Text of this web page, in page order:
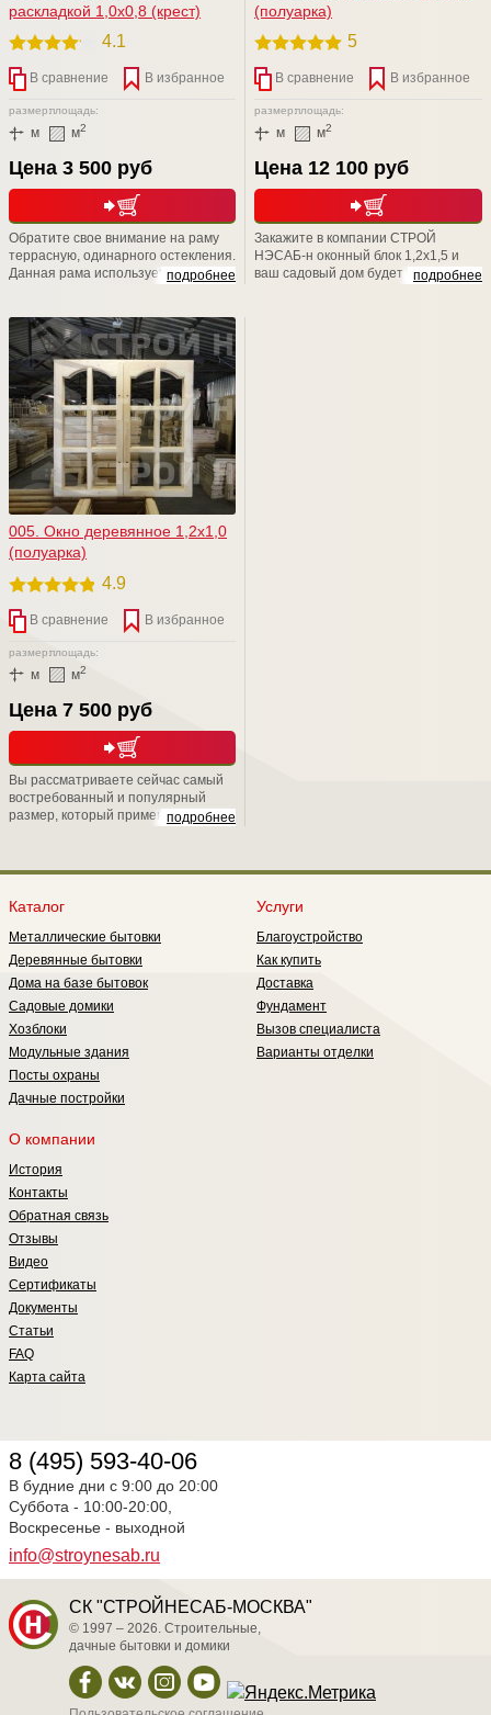
раскладкой 1,0х0,8 (крест)
4.1
В сравнение В избранное
размер:
м
площадь:
м2
Цена 3 500 руб
подробнее
Обратите свое внимание на раму
террасную, одинарного остекления.
Данная рама используется для
дачных домов, веранд. Размер
изделия (В*Ш): 1000*800. Толщина
рамы 43 (мм). Конструкция рамы
предусматривает остекление
листовым стеклом толщиной до
4мм. Штапик в комплекте.
(полуарка)
5
В сравнение В избранное
размер:
м
площадь:
м2
Цена 12 100 руб
подробнее
Закажите в компании СТРОЙ
НЭСАБ-н оконный блок 1,2х1,5 и
ваш садовый дом будет выглядеть
005. Окно деревянное 1,2х1,0
(полуарка)
4.9
В сравнение В избранное
размер:
м
площадь:
м2
Цена 7 500 руб
подробнее
Вы рассматриваете сейчас самый
востребованный и популярный
размер, который применяется при
в период массового строительства,
80-х годов. Потому что они имеют
теплосбережению они обладают
лучшим светопропусканием, т.е.
проем.
Каталог
Металлические бытовки
Деревянные бытовки
Дома на базе бытовок
Садовые домики
Хозблоки
Модульные здания
Посты охраны
Дачные постройки
Услуги
Благоустройство
Как купить
Доставка
Фундамент
Вызов специалиста
Варианты отделки
О компании
История
Контакты
Обратная связь
Отзывы
Видео
Сертификаты
Документы
Статьи
FAQ
Карта сайта
8 (495) 593-40-06
В будние дни с 9:00 до 20:00
Суббота - 10:00-20:00,
Воскресенье - выходной
info@stroynesab.ru
СК "СТРОЙНЕСАБ-МОСКВА"
© 1997 – 2026. Строительные,
дачные бытовки и домики